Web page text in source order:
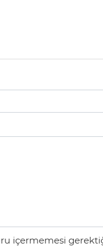
içermemesi